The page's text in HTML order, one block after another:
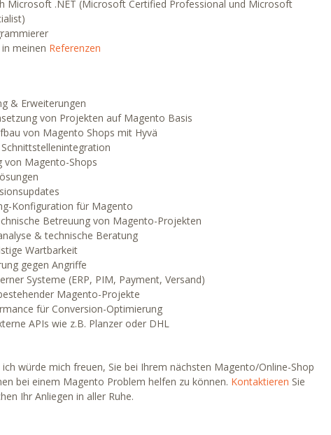
Microsoft .NET (Microsoft Certified Professional und Microsoft
meinen Referenzen
& Erweiterungen
von Projekten auf Magento Basis
von Magento Shops mit Hyvä
von Magento-Shops
Konfiguration für Magento
Betreuung von Magento-Projekten
& technische Beratung
Wartbarkeit
gegen Angriffe
Systeme (ERP, PIM, Payment, Versand)
Magento-Projekte
für Conversion-Optimierung
APIs wie z.B. Planzer oder DHL
würde mich freuen, Sie bei Ihrem nächsten Magento/Online-Shop
bei einem Magento Problem helfen zu können. Kontaktieren Sie
Ihr Anliegen in aller Ruhe.